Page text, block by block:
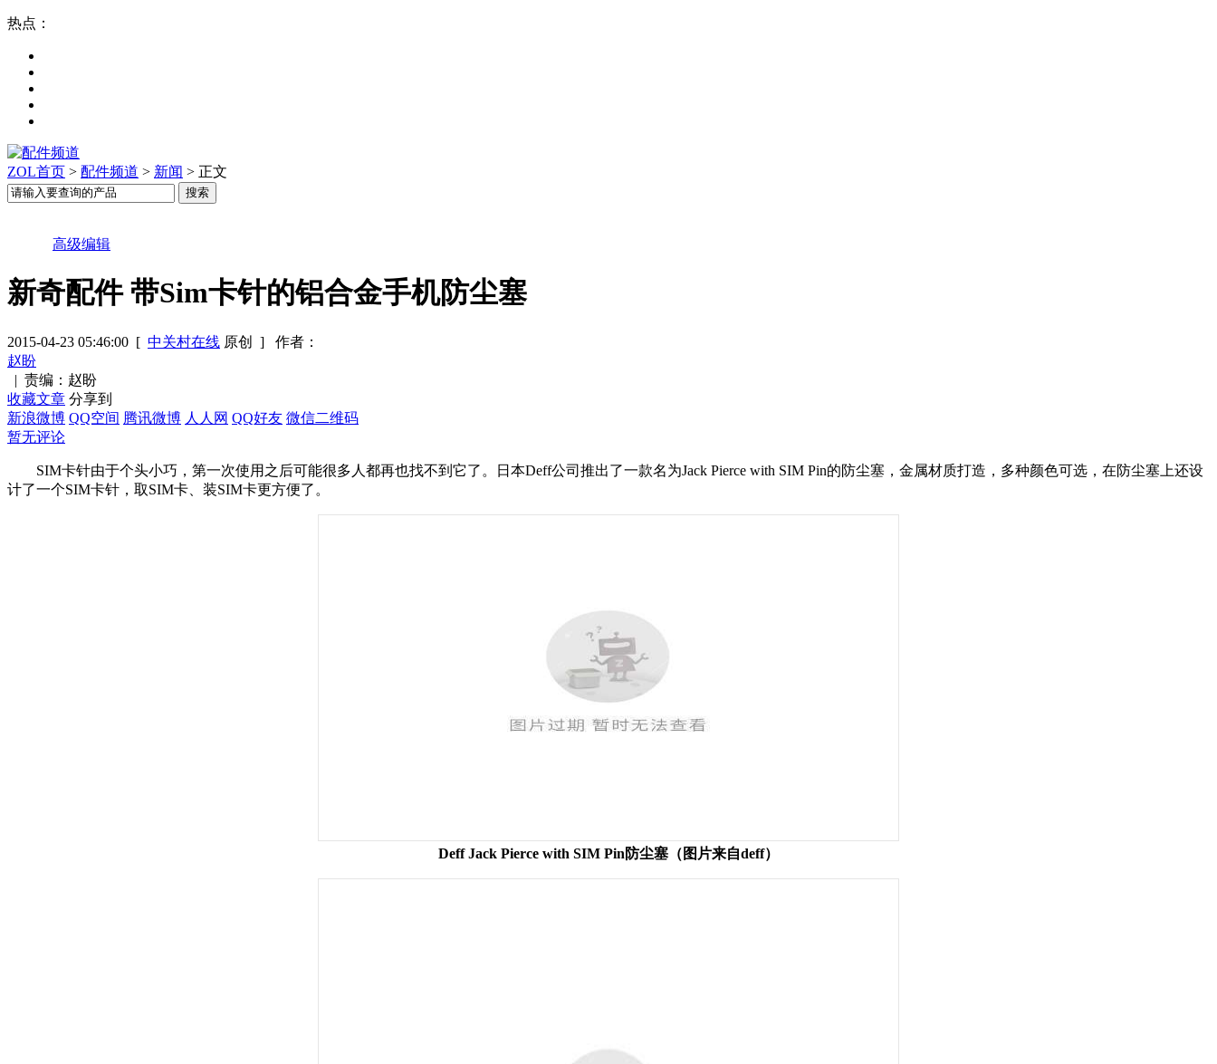
热点：
ZOL首页 > 配件频道 > 新闻 > 正文
高级编辑
新奇配件 带Sim卡针的铝合金手机防尘塞
2015-04-23 05:46:00 [ 中关村在线 原创 ]
作者：
赵盼
| 责编：赵盼
收藏文章 分享到
新浪微博 QQ空间 腾讯微博 人人网 QQ好友 微信二维码
暂无评论
SIM卡针由于个头小巧，第一次使用之后可能很多人都再也找不到它了。日本Deff公司推出了一款名为Jack Pierce with SIM Pin的防尘塞，金属材质打造，多种颜色可选，在防尘塞上还设
计了一个SIM卡针，取SIM卡、装SIM卡更方便了。
Deff Jack Pierce with SIM Pin防尘塞（图片来自deff）